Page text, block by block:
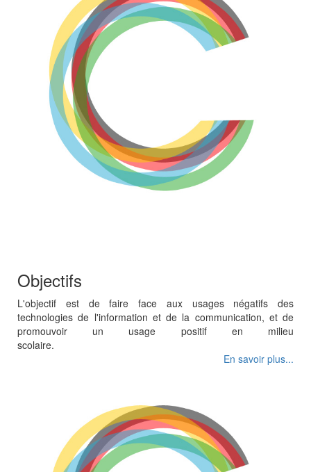
Objectifs
L'objectif est de faire face aux usages négatifs des
technologies de l'information et de la communication, et de
promouvoir un usage positif en milieu
En savoir plus...